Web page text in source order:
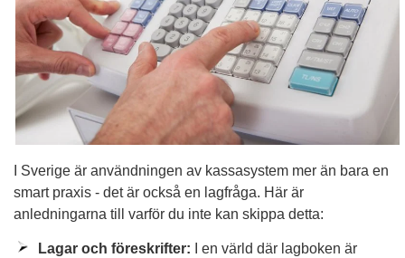
I Sverige är användningen av kassasystem mer än bara en
smart praxis - det är också en lagfråga. Här är
anledningarna till varför du inte kan skippa detta:
Lagar och föreskrifter: I en värld där lagboken är